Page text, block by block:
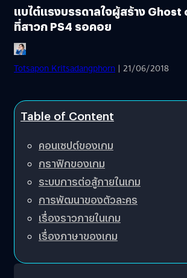
แบไต๋แรงบรรดาลใจผู้สร้าง Ghost
ที่สาวก PS4 รอคอย
Totsapon Kritsadangphorn | 21/06/2018
Table of Content
คอนเซปต์ของเกม
กราฟิกของเกม
ระบบการต่อสู้ภายในเกม
การพัฒนาของตัวละคร
เรื่องราวภายในเกม
เรื่องภาษาของเกม